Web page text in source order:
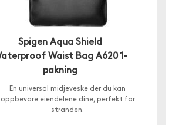
Spigen Aqua Shield
Waist Bag A620 1-
pakning
En universal midjeveske der du kan
oppbevare eiendelene dine, perfekt for
stranden.